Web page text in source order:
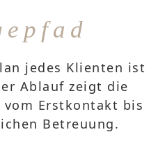
jedes Klienten ist
Ablauf zeigt die
Erstkontakt bis
Betreuung.